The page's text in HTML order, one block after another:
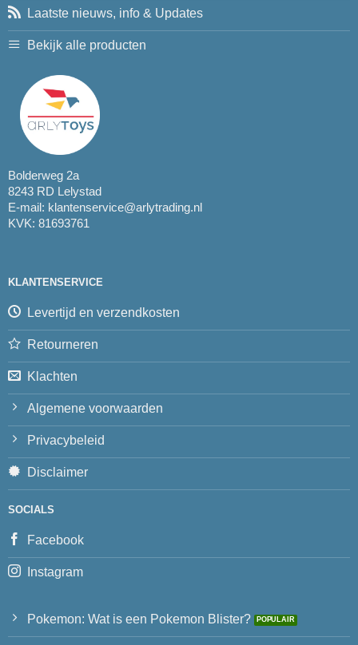
Laatste nieuws, info & Updates
Bekijk alle producten
Bolderweg 2a
8243 RD Lelystad
E-mail: klantenservice@arlytrading.nl
KVK: 81693761
KLANTENSERVICE
Levertijd en verzendkosten
Retourneren
Klachten
Algemene voorwaarden
Privacybeleid
Disclaimer
SOCIALS
Facebook
Instagram
Pokemon: Wat is een Pokemon Blister?